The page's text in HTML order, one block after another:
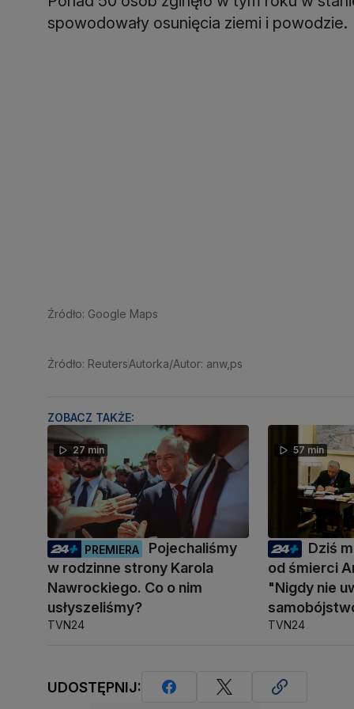
spowodowały osunięcia ziemi i powodzie.
Źródło: Google Maps
Źródło: ReutersAutorka/Autor: anw,ps
ZOBACZ TAKŻE:
27 min
PREMIERA
Pojechaliśmy
w rodzinne strony Karola
Nawrockiego. Co o nim
usłyszeliśmy?
TVN24
57 min
Dziś
od śmierci
"Nigdy nie
TVN24
UDOSTĘPNIJ: